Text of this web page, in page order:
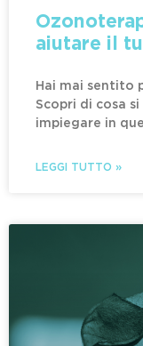
aiutare il
Hai mai sentito
Scopri di cosa
impiegare in
LEGGI TUTTO »